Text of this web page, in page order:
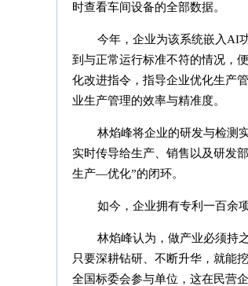
时查看车间设备的全部数据。
今年，企业为该系统嵌入AI
到与正常运行标准不符的情况，
化改进指令，指导企业优化生产
业生产管理的效率与精准度。
林焰峰将企业的研发与检测
实时传导给生产、销售以及研发
生产—优化”的闭环。
如今，企业拥有专利一百余
林焰峰认为，做产业必须持
只要深耕钻研、不断升华，就能
全国标委会参与单位，这在民营